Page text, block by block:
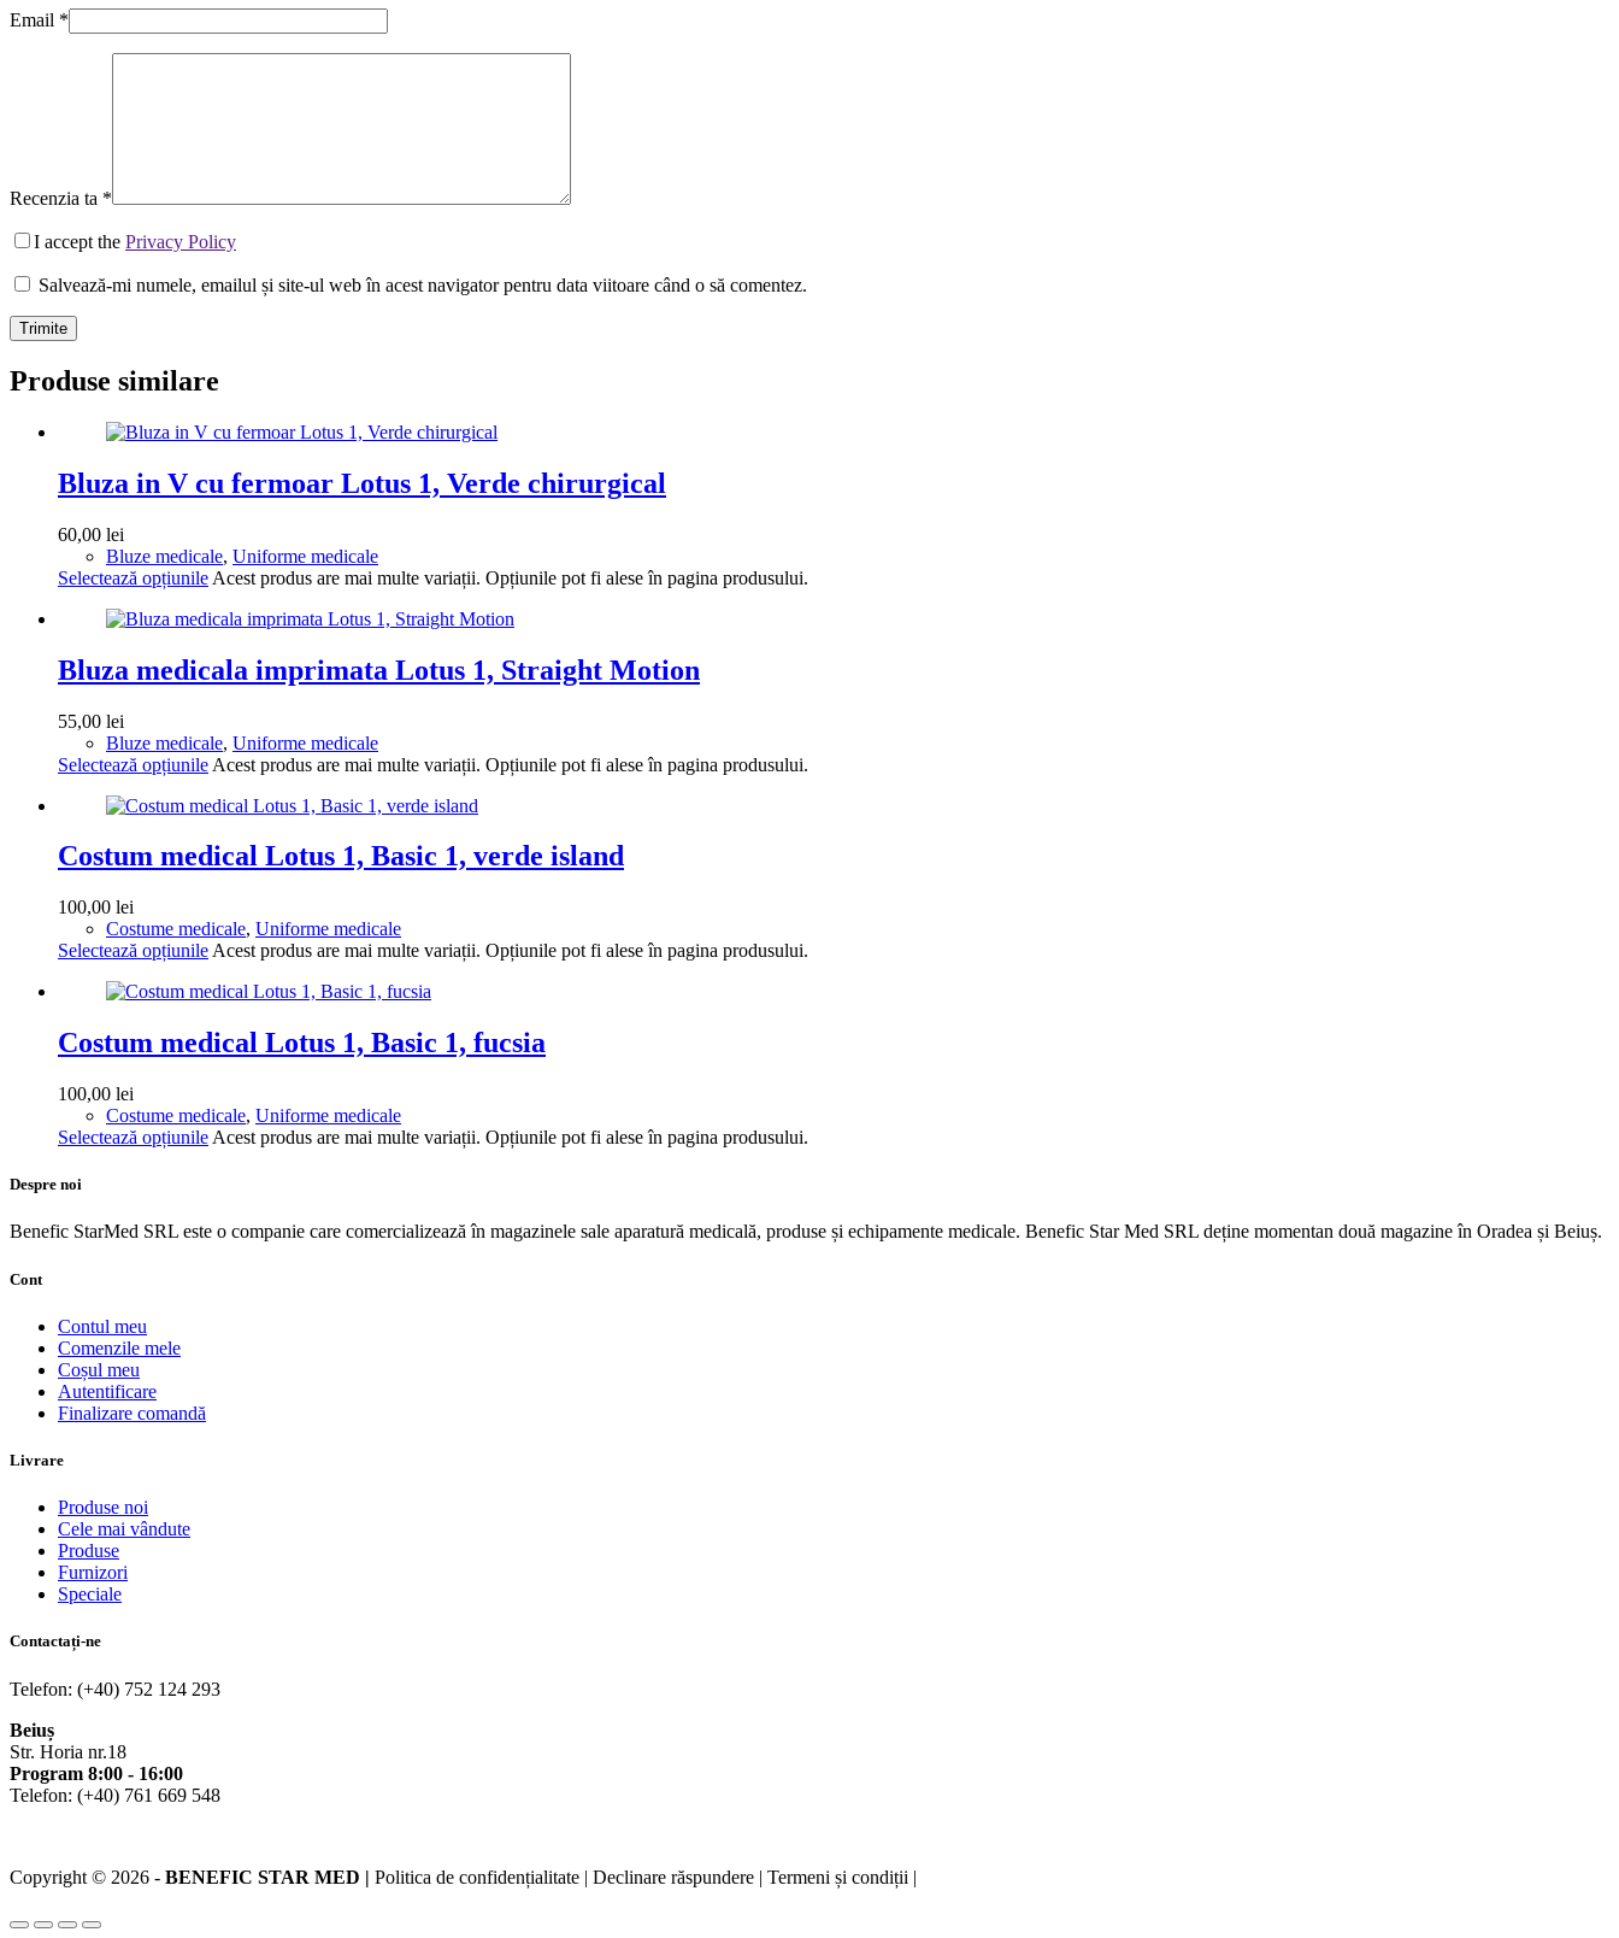
Email *
Recenzia ta *
I accept the Privacy Policy
Salvează-mi numele, emailul și site-ul web în acest navigator pentru data viitoare când o să comentez.
Trimite
Produse similare
Bluza in V cu fermoar Lotus 1, Verde chirurgical
60,00 lei
Bluze medicale, Uniforme medicale
Selectează opțiunile Acest produs are mai multe variații. Opțiunile pot fi alese în pagina produsului.
Bluza medicala imprimata Lotus 1, Straight Motion
55,00 lei
Bluze medicale, Uniforme medicale
Selectează opțiunile Acest produs are mai multe variații. Opțiunile pot fi alese în pagina produsului.
Costum medical Lotus 1, Basic 1, verde island
100,00 lei
Costume medicale, Uniforme medicale
Selectează opțiunile Acest produs are mai multe variații. Opțiunile pot fi alese în pagina produsului.
Costum medical Lotus 1, Basic 1, fucsia
100,00 lei
Costume medicale, Uniforme medicale
Selectează opțiunile Acest produs are mai multe variații. Opțiunile pot fi alese în pagina produsului.
Despre noi
Benefic StarMed SRL este o companie care comercializează în magazinele sale aparatură medicală, produse și echipamente medicale. Benefic Star Med SRL deține momentan două magazine în Oradea și Beiuș.
Cont
Contul meu
Comenzile mele
Coșul meu
Autentificare
Finalizare comandă
Livrare
Produse noi
Cele mai vândute
Produse
Furnizori
Speciale
Contactați-ne
Telefon: (+40) 752 124 293
Beiuș
Str. Horia nr.18
Program 8:00 - 16:00
Telefon: (+40) 761 669 548
Copyright © 2026 - BENEFIC STAR MED | Politica de confidențialitate | Declinare răspundere | Termeni și condiții |